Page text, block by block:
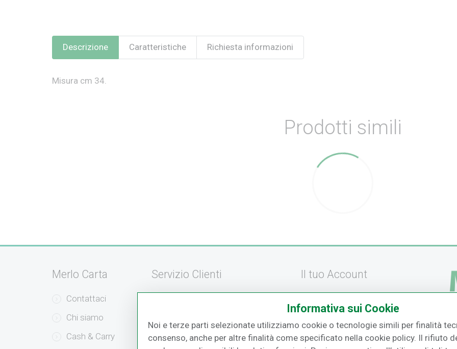
Descrizione Caratteristiche Richiesta informazioni
Misura cm 34.
Prodotti simili
Merlo Carta
Contattaci
Chi siamo
Cash & Carry
Servizio Clienti
Modalità di Spedizione
Il tuo Account
Effettua un Reso
Informativa sui Cookie
Noi e terze parti selezionate utilizziamo cookie o tecnologie simili per finalità
consenso, anche per altre finalità come specificato nella cookie policy. Il rifiuto